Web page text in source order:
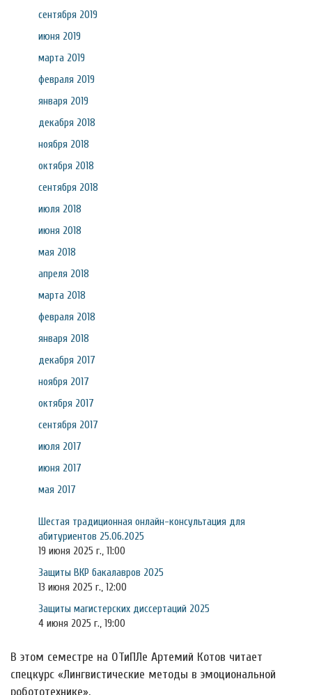
сентября 2019
июня 2019
марта 2019
февраля 2019
января 2019
декабря 2018
ноября 2018
октября 2018
сентября 2018
июля 2018
июня 2018
мая 2018
апреля 2018
марта 2018
февраля 2018
января 2018
декабря 2017
ноября 2017
октября 2017
сентября 2017
июля 2017
июня 2017
мая 2017
Шестая традиционная онлайн-консультация для
абитуриентов 25.06.2025
19 июня 2025 г., 11:00
Защиты ВКР бакалавров 2025
13 июня 2025 г., 12:00
Защиты магистерских диссертаций 2025
4 июня 2025 г., 19:00
В этом семестре на ОТиПЛе Артемий Котов читает
спецкурс «Лингвистические методы в эмоциональной
робототехнике».